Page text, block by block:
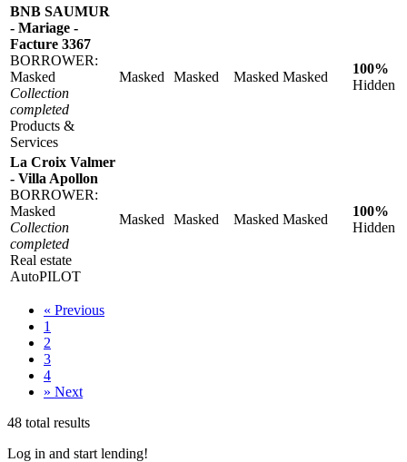
BNB SAUMUR
- Mariage -
Facture 3367
BORROWER:
Masked
Collection
completed
Products &
Services
Masked Masked Masked Masked
100%
Hidden
La Croix Valmer
- Villa Apollon
BORROWER:
Masked
Collection
completed
Real estate
AutoPILOT
Masked Masked Masked Masked
100%
Hidden
« Previous
1
2
3
4
» Next
48 total results
Log in and start lending!